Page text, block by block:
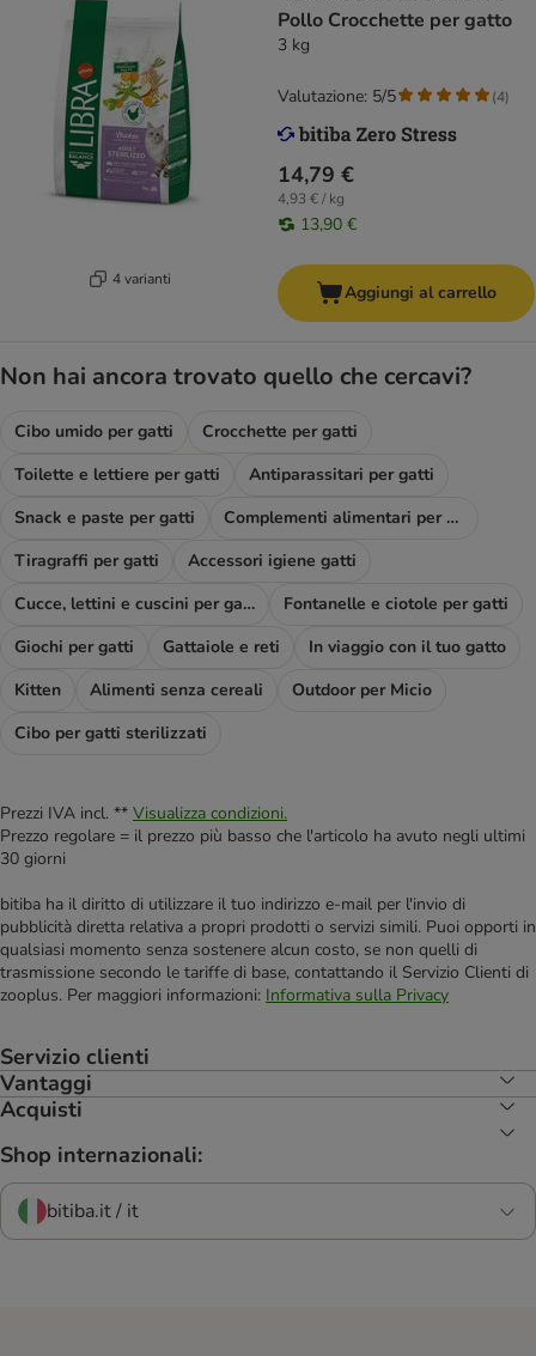
4 varianti
Pollo Crocchette per gatto
3 kg
14,79 €
4,93 € / kg
13,90 €
Valutazione: 5/5 (4)
Aggiungi al carrello
Non hai ancora trovato quello che cercavi?
Cibo umido per gatti
Crocchette per gatti
Toilette e lettiere per gatti
Antiparassitari per gatti
Snack e paste per gatti
Complementi alimentari per gatti
Tiragraffi per gatti
Accessori igiene gatti
Cucce, lettini e cuscini per gatti
Fontanelle e ciotole per gatti
Giochi per gatti
Gattaiole e reti
In viaggio con il tuo gatto
Kitten
Alimenti senza cereali
Outdoor per Micio
Cibo per gatti sterilizzati
Prezzi IVA incl. ** Visualizza condizioni.
Prezzo regolare = il prezzo più basso che l'articolo ha avuto negli ultimi
30 giorni
bitiba ha il diritto di utilizzare il tuo indirizzo e-mail per l'invio di
pubblicità diretta relativa a propri prodotti o servizi simili. Puoi opporti in
qualsiasi momento senza sostenere alcun costo, se non quelli di
trasmissione secondo le tariffe di base, contattando il Servizio Clienti di
zooplus. Per maggiori informazioni: Informativa sulla Privacy
Servizio clienti
Vantaggi
Acquisti
Shop internazionali:
bitiba.it / it